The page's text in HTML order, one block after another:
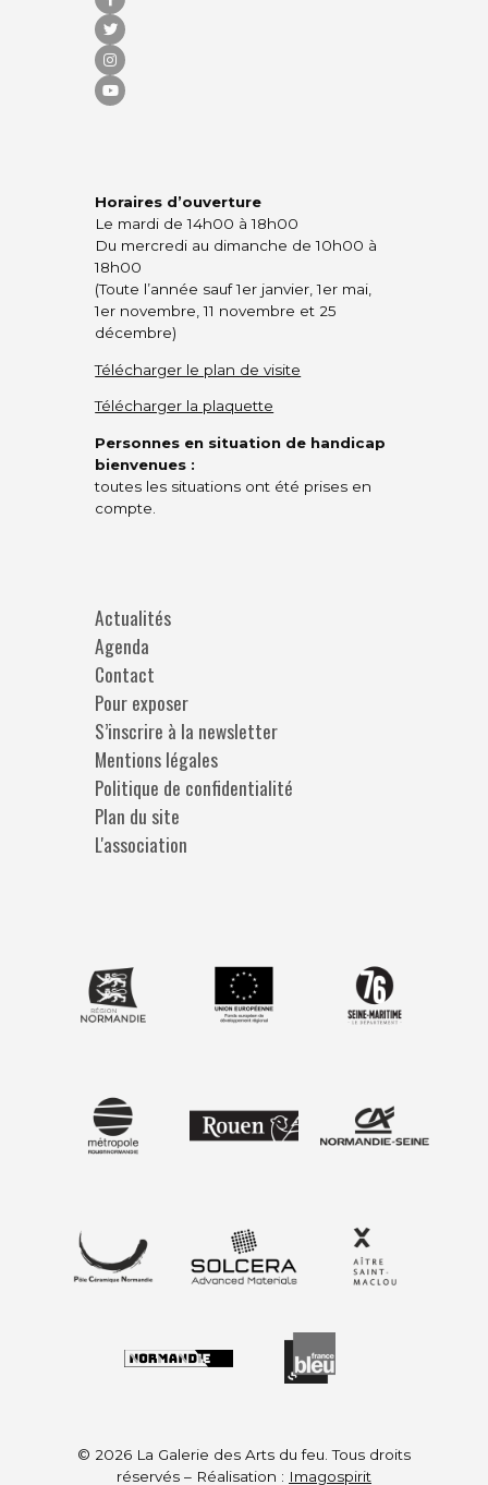
Horaires d’ouverture
Le mardi de 14h00 à 18h00
Du mercredi au dimanche de 10h00 à
18h00
(Toute l’année sauf 1er janvier, 1er mai,
1er novembre, 11 novembre et 25
décembre)
Télécharger le plan de visite
Télécharger la plaquette
Personnes en situation de handicap
bienvenues :
toutes les situations ont été prises en
compte.
Actualités
Agenda
Contact
Pour exposer
S’inscrire à la newsletter
Mentions légales
Politique de confidentialité
Plan du site
L'association
© 2026 La Galerie des Arts du feu. Tous droits
réservés – Réalisation : Imagospirit